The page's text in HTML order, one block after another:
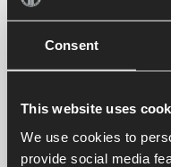
Consent
This website uses
We use cookies to
provide social media